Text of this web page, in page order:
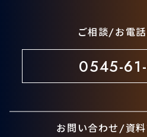
ご相談/お電
0545-
お問い合わせ/資